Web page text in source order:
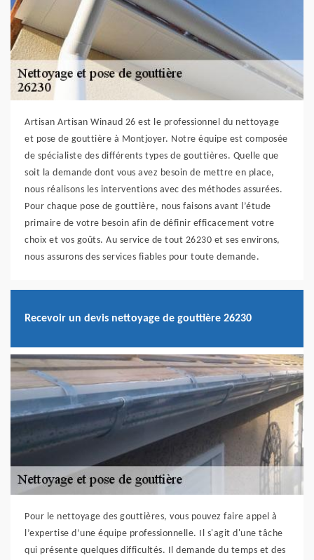
Artisan Artisan Winaud 26 est le professionnel du nettoyage
et pose de gouttière à Montjoyer. Notre équipe est composée
de spécialiste des différents types de gouttières. Quelle que
soit la demande dont vous avez besoin de mettre en place,
nous réalisons les interventions avec des méthodes assurées.
Pour chaque pose de gouttière, nous faisons avant l’étude
primaire de votre besoin afin de définir efficacement votre
choix et vos goûts. Au service de tout 26230 et ses environs,
nous assurons des services fiables pour toute demande.
Recevoir un devis nettoyage de gouttière 26230
Pour le nettoyage des gouttières, vous pouvez faire appel à
l’expertise d’une équipe professionnelle. Il s'agit d'une tâche
qui présente quelques difficultés. Il demande du temps et des